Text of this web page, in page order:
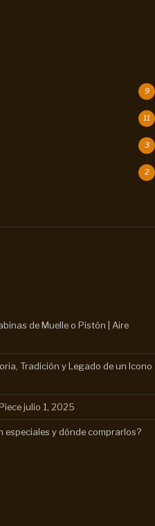
9
11
3
2
de Muelle o Pistón | Aire
Tradición y Legado de un Icono
julio 1, 2025
especiales y dónde comprarlos?